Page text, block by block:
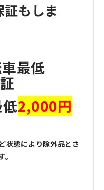
もしま
最低
2,000円
状態により除外品とさ